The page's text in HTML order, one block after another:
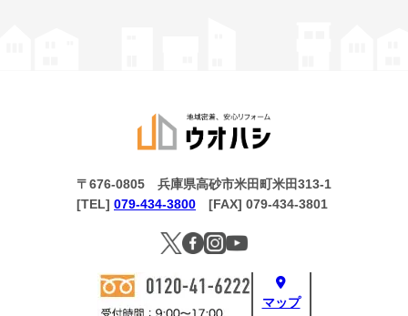
マップ
〒676-0805 兵庫県高砂市米田町米田313-1
[TEL] 079-434-3800 [FAX] 079-434-3801